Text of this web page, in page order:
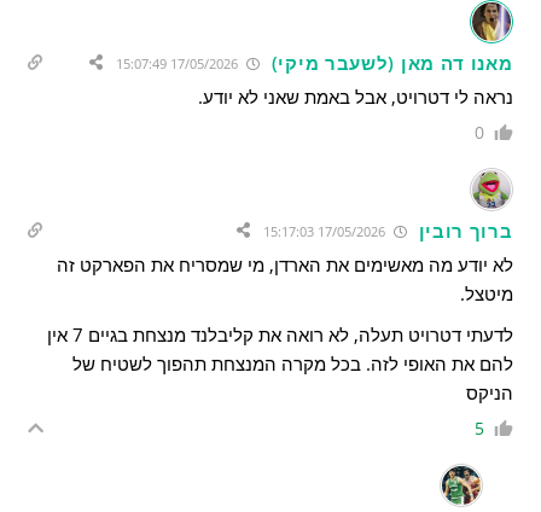
מאנו דה מאן (לשעבר מיקי) 17/05/2026 15:07:49
נראה לי דטרויט, אבל באמת שאני לא יודע.
0
ברוך רובין 17/05/2026 15:17:03
לא יודע מה מאשימים את הארדן, מי שמסריח את הפארקט זה
מיטצל.
לדעתי דטרויט תעלה, לא רואה את קליבלנד מנצחת בגיים 7 אין
להם את האופי לזה. בכל מקרה המנצחת תהפוך לשטיח של
הניקס
5